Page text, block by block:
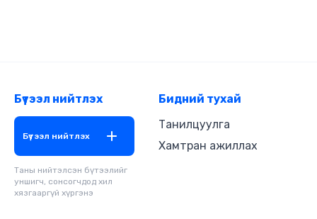
Бүтээл нийтлэх
Бүтээл нийтлэх
Таны нийтэлсэн бүтээлийг
уншигч, сонсогчдод хил
хязгааргүй хүргэнэ
Бидний тухай
Танилцуулга
Хамтран ажиллах